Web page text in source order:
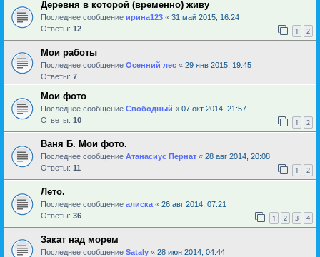
Деревня в которой (временно) живу
Последнее сообщение ирина123 « 31 май 2015, 16:24
Ответы: 12 1 2
Мои работы
Последнее сообщение Осенний лес « 29 янв 2015, 19:45
Ответы: 7
Мои фото
Последнее сообщение Свободный « 07 окт 2014, 21:57
Ответы: 10 1 2
Ваня Б. Мои фото.
Последнее сообщение Атанасиус Пернат « 28 авг 2014, 20:08
Ответы: 11 1 2
Лето.
Последнее сообщение алиска « 26 авг 2014, 07:21
Ответы: 36 1 2 3 4
Закат над морем
Последнее сообщение Sataly « 28 июн 2014, 04:44